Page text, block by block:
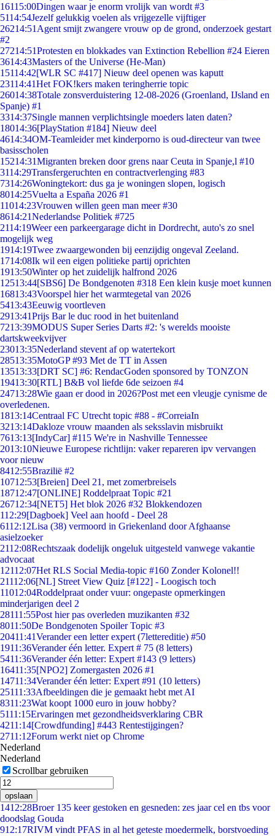
16115:00Dingen waar je enorm vrolijk van wordt #3
5114:54Jezelf gelukkig voelen als vrijgezelle vijftiger
26214:51 Agent smijt zwangere vrouw op de grond, onderzoek gestart
#2
27214:51Protesten en blokkades van Extinction Rebellion #24 Eieren
3614:43Masters of the Universe (He-Man)
15114:42[WLR SC #417] Nieuw deel openen was kaputt
23114:41Het FOK!kers maken teringherrie topic
26014:38Totale zonsverduistering 12-08-2026 (Groenland, IJsland en
Spanje) #1
3314:37Single mannen verplichtsingle moeders laten daten?
18014:36[PlayStation #184] Nieuw deel
4614:34OM-Teamleider met kinderporno is oud-directeur van twee
basisscholen
15214:31Migranten breken door grens naar Ceuta in Spanje,l #10
3114:29Transfergeruchten en contractverlenging #83
7314:26Woningtekort: dus ga je woningen slopen, logisch
8014:25Vuelta a España 2026 #1
11014:23Vrouwen willen geen man meer #30
8614:21Nederlandse Politiek #725
2114:19Weer een parkeergarage dicht in Dordrecht, auto's zo snel
mogelijk weg
1914:19Twee zwaargewonden bij eenzijdig ongeval Zeeland.
1714:08Ik wil een eigen politieke partij oprichten
1913:50Winter op het zuidelijk halfrond 2026
12513:44[SBS6] De Bondgenoten #318 Een klein kusje moet kunnen
16813:43Voorspel hier het warmtegetal van 2026
5413:43Eeuwig voortleven
2913:41Prijs Bar le duc rood in het buitenland
7213:39MODUS Super Series Darts #2: 's werelds mooiste
dartskweekvijver
23013:35Nederland stevent af op watertekort
28513:35MotoGP #93 Met de TT in Assen
13513:33[DRT SC] #6: RendacGoden sponsored by TONZON
19413:30[RTL] B&B vol liefde 6de seizoen #4
24713:28Wie gaan er dood in 2026?Post met een vleugje cynisme de
overledenen.
1813:14Centraal FC Utrecht topic #88 - #CorreiaIn
3213:14Dakloze vrouw maanden als seksslavin misbruikt
7613:13[IndyCar] #115 We're in Nashville Tennessee
2013:10Nieuwe Europese richtlijn: vaker repareren ipv vervangen
voor nieuw
8412:55Brazilië #2
10712:53[Breien] Deel 21, met zomerbreisels
18712:47[ONLINE] Roddelpraat Topic #21
26712:34[NET5] Het blok 2026 #32 Blokkendozen
112:29[Dagboek] Veel aan hoofd - Deel 28
6112:12Lisa (38) vermoord in Griekenland door Afghaanse
asielzoeker
2112:08Rechtszaak dodelijk ongeluk uitgesteld vanwege vakantie
advocaat
12112:07Het RLS Social Media-topic #160 Zonder Kolonel!!
21112:06[NL] Street View Quiz [#122] - Loogisch toch
11012:04Roddelpraat onder vuur: ongepaste opmerkingen
minderjarigen deel 2
28111:55Post hier pas overleden muzikanten #32
8011:50De Bondgenoten Spoiler Topic #3
20411:41Verander een letter expert (7lettereditie) #50
1911:36Verander één letter. Expert # 75 (8 letters)
5411:36Verander één letter: Expert #143 (9 letters)
16411:35[NPO2] Zomergasten 2026 #1
14711:34Verander één letter: Expert #91 (10 letters)
25111:33Afbeeldingen die je gemaakt hebt met AI
8311:23Wat koopt 1000 euro in jouw hobby?
5111:15Ervaringen met gezondheidsverklaring CBR
4211:14[Crowdfunding] #443 Rentestijgingen?
2711:12Forum werkt niet op Chrome
Nederland
Nederland
Scrollbar gebruiken
opslaan
1412:28Broer 135 keer gestoken en gesneden: zes jaar cel en tbs voor
doodslag Gouda
912:17RIVM vindt PFAS in al het geteste moedermelk, borstvoeding